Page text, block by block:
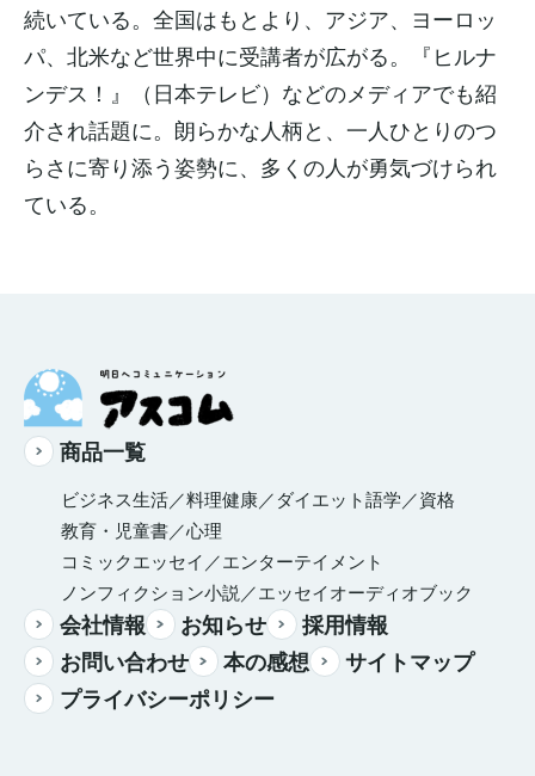
続いている。全国はもとより、アジア、ヨーロッ
パ、北米など世界中に受講者が広がる。『ヒルナ
ンデス！』（日本テレビ）などのメディアでも紹
介され話題に。朗らかな人柄と、一人ひとりのつ
らさに寄り添う姿勢に、多くの人が勇気づけられ
ている。
商品一覧
ビジネス生活／料理健康／ダイエット語学／資格
教育・児童書／心理
コミックエッセイ／エンターテイメント
ノンフィクション小説／エッセイオーディオブック
会社情報 お知らせ
採用情報
お問い合わせ
本の感想
サイトマップ
プライバシーポリシー